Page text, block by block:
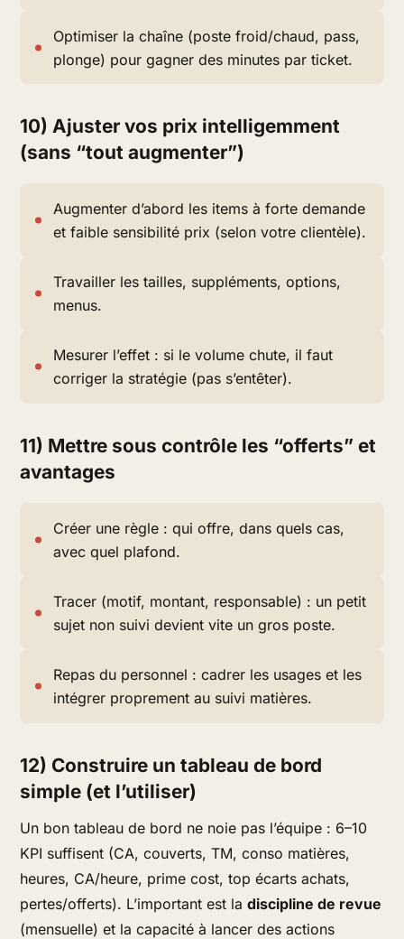
Optimiser la chaîne (poste froid/chaud, pass,
plonge) pour gagner des minutes par ticket.
10) Ajuster vos prix intelligemment
(sans “tout augmenter”)
Augmenter d’abord les items à forte demande
et faible sensibilité prix (selon votre clientèle).
Travailler les tailles, suppléments, options,
menus.
Mesurer l’effet : si le volume chute, il faut
corriger la stratégie (pas s’entêter).
11) Mettre sous contrôle les “offerts” et
avantages
Créer une règle : qui offre, dans quels cas,
avec quel plafond.
Tracer (motif, montant, responsable) : un petit
sujet non suivi devient vite un gros poste.
Repas du personnel : cadrer les usages et les
intégrer proprement au suivi matières.
12) Construire un tableau de bord
simple (et l’utiliser)
Un bon tableau de bord ne noie pas l’équipe : 6–10
KPI suffisent (CA, couverts, TM, conso matières,
heures, CA/heure, prime cost, top écarts achats,
pertes/offerts). L’important est ladiscipline de revue
(mensuelle) et la capacité à lancer des actions